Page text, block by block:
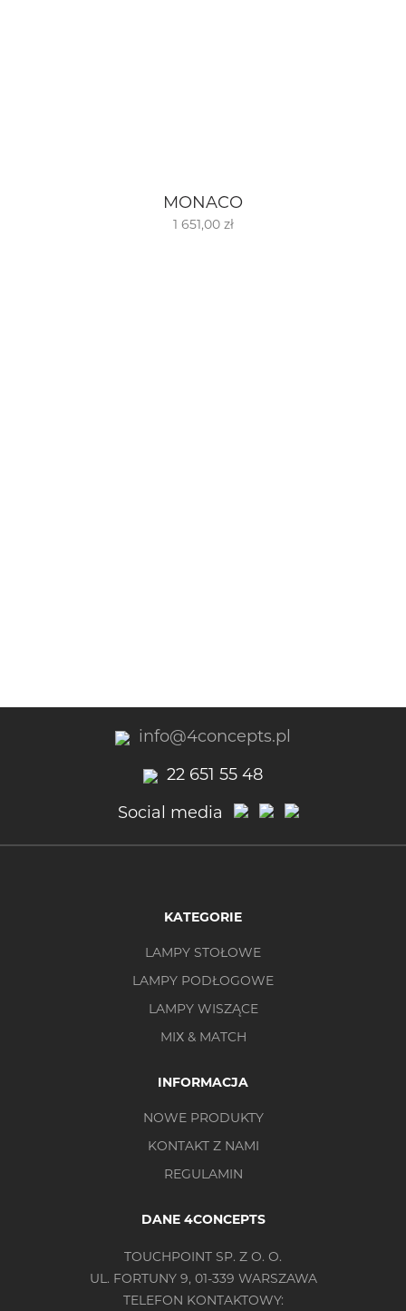
MONACO
1 651,00 zł
info@4concepts.pl
22 651 55 48
Social media
KATEGORIE
LAMPY STOŁOWE
LAMPY PODŁOGOWE
LAMPY WISZĄCE
MIX & MATCH
INFORMACJA
NOWE PRODUKTY
KONTAKT Z NAMI
REGULAMIN
DANE 4CONCEPTS
TOUCHPOINT SP. Z O. O.
UL. FORTUNY 9, 01-339 WARSZAWA
TELEFON KONTAKTOWY: